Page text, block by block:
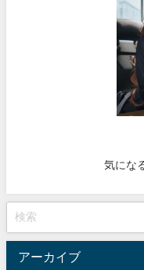
気にな
アーカイブ